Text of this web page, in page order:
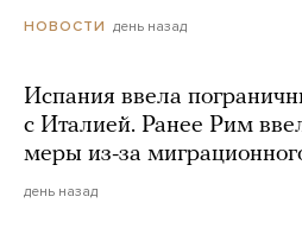
НОВОСТИ день назад
Испания ввела
с Италией. Ранее Рим
меры из-за
день назад